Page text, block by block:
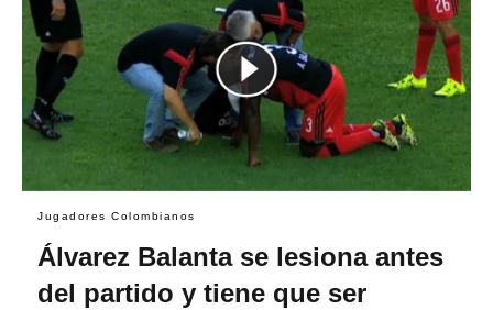
Jugadores Colombianos
Álvarez Balanta se lesiona antes
del partido y tiene que ser